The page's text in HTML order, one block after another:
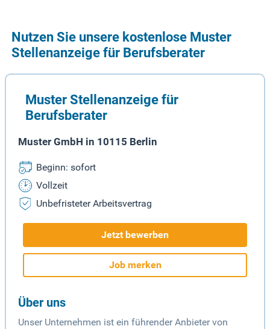
Nutzen Sie unsere kostenlose Muster
Stellenanzeige für Berufsberater
Muster Stellenanzeige für
Berufsberater
Muster GmbH in 10115 Berlin
Beginn: sofort
Vollzeit
Unbefristeter Arbeitsvertrag
Jetzt bewerben
Job merken
Über uns
Unser Unternehmen ist ein führender Anbieter von